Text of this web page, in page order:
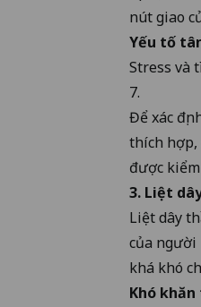
nút giao
Yếu tố
Stress và
7.
Để xác
thích hợp,
được
3. Liệt
Liệt dây
của người
khá khó
Khó